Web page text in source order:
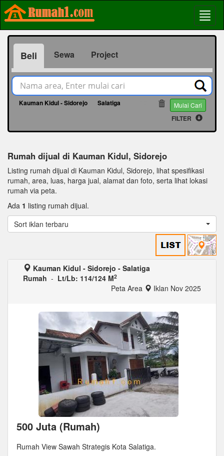
Beli Sewa Project
Kauman Kidul - Sidorejo Salatiga Mulai Cari
FILTER
Rumah dijual di Kauman Kidul, Sidorejo
Listing rumah dijual di Kauman Kidul, Sidorejo, lihat spesifikasi
rumah, area, luas, harga jual, alamat dan foto, serta lihat lokasi
rumah via peta.
Ada 1 listing rumah dijual.
Sort iklan terbaru
Kauman Kidul - Sidorejo - Salatiga
Rumah - Lt/Lb: 114/124 M2
Peta Area Iklan Nov 2025
500 Juta (Rumah)
Rumah View Sawah Strategis Kota Salatiga.